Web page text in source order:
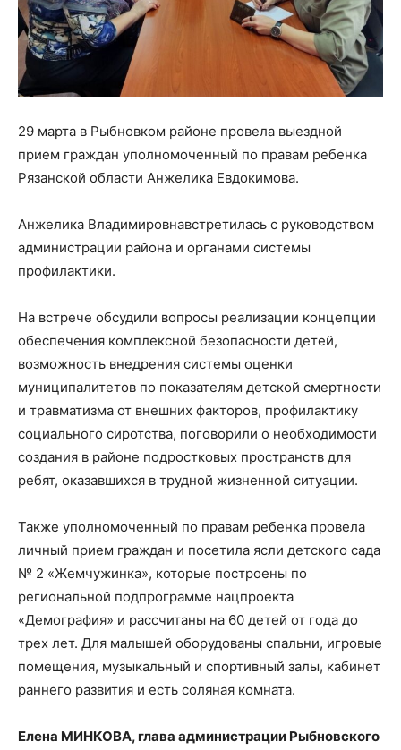
29 марта в Рыбновком районе провела выездной
прием граждан уполномоченный по правам ребенка
Рязанской области Анжелика Евдокимова.
Анжелика Владимировнавстретилась с руководством
администрации района и органами системы
профилактики.
На встрече обсудили вопросы реализации концепции
обеспечения комплексной безопасности детей,
возможность внедрения системы оценки
муниципалитетов по показателям детской смертности
и травматизма от внешних факторов, профилактику
социального сиротства, поговорили о необходимости
создания в районе подростковых пространств для
ребят, оказавшихся в трудной жизненной ситуации.
Также уполномоченный по правам ребенка провела
личный прием граждан и посетила ясли детского сада
№ 2 «Жемчужинка», которые построены по
региональной подпрограмме нацпроекта
«Демография» и рассчитаны на 60 детей от года до
трех лет. Для малышей оборудованы спальни, игровые
помещения, музыкальный и спортивный залы, кабинет
раннего развития и есть соляная комната.
Елена МИНКОВА, глава администрации Рыбновского